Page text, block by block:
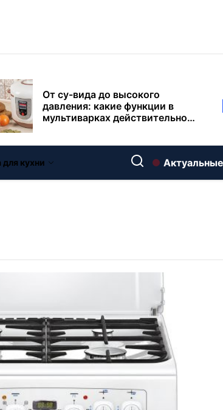
давления: какие функции в
Современный интерьер: как
вписать классическую
чугунную ванну Goldman в
Газодровяные печи в Астане:
выбираем между
специализацией
Видеоаналитика и
автоматизация: новый уровень
От су-вида до высокого
давления: какие функции в
мультиварках действительно
работают, а за что не стоит
переплачиват
Современный интерьер: как
вписать классическую
чугунную ванну Goldman в
стиль хай-тек
для кухни